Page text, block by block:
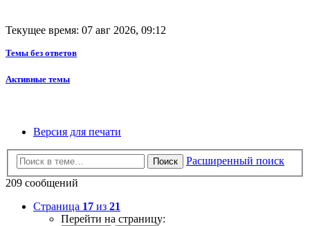
Текущее время: 07 авг 2026, 09:12
Темы без ответов
Активные темы
Версия для печати
Поиск
Расширенный поиск
209 сообщений
Страница 17 из 21
Перейти на страницу: